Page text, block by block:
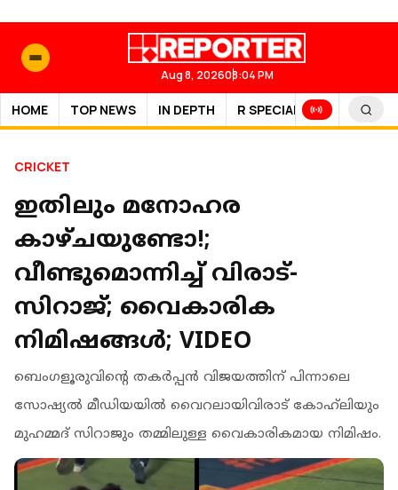
Aug 8, 202608:04 PM
HOME TOP NEWS IN DEPTH R SPECIAL SPORTS
CRICKET
ഇതിലും മനോഹര
കാഴ്‌ചയുണ്ടോ!;
വീണ്ടുമൊന്നിച്ച് വിരാട്-
സിറാജ്; വൈകാരിക
നിമിഷങ്ങൾ; VIDEO
ബെംഗളൂരുവിന്റെ തകര്‍പ്പന്‍ വിജയത്തിന് പിന്നാലെ
സോഷ്യല്‍ മീഡിയയില്‍ വൈറലായിവിരാട് കോഹ്‌ലിയും
മുഹമ്മദ് സിറാജും തമ്മിലുള്ള വൈകാരികമായ നിമിഷം.